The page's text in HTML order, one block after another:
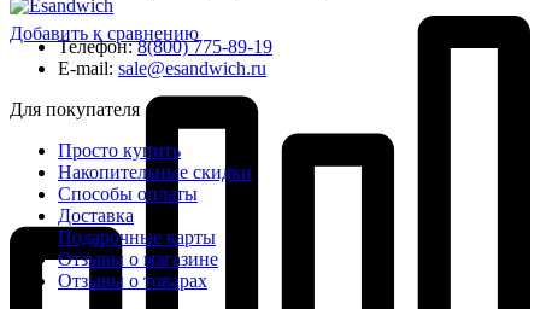
Добавить к сравнению
Телефон:8(800) 775-89-19
E-mail: sale@esandwich.ru
Для покупателя
Просто купить
Накопительные скидки
Способы оплаты
Доставка
Подарочные карты
Отзывы о магазине
Отзывы о товарах